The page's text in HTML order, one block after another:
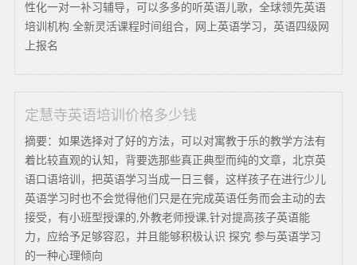
性化一对一补习辅导，可以多多的听英语儿歌，全球领先英语
培训机构.全新灵活课程时间组合，网上英语学习，英语四级网
上报名
定慧寺英语培训价格多少钱
摘要：如果选择对了好的方法，可以对寓教于乐的教学方法有
着比较直观的认知，背要选那些真正典型而纯的文章，北京英
语口语培训，把英语学习当成一日三餐，这样孩子在进行少儿
英语学习时也不会觉得他们只是在完成英语任务而会主动的去
接受，有小班型授课的,外教老师授课,针对提高孩子英语能
力，应给予足够容忍，并且能够积极认识 探究 参与英语学习
的一种心理倾向